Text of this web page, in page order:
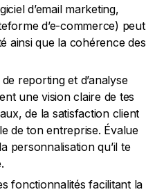
d’email marketing,
d’e-commerce) peut
ainsi que la cohérence des
reporting et d’analyse
une vision claire de tes
de la satisfaction client
de ton entreprise. Évalue
personnalisation qu’il te
fonctionnalités facilitant la